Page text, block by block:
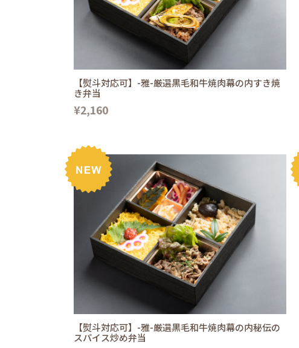
【熨斗対応可】-雅-厳選黒毛和牛焼肉幕の内すき焼
き弁当
¥2,160
【熨斗対応可】-雅-厳選黒毛和牛焼肉幕の内秘伝の
スパイス炒め弁当